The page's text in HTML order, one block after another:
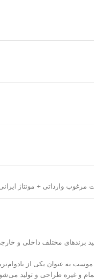
برندهای مختلف داخلی و
موست به عنوان یکی از
غیره طراحی و تولید